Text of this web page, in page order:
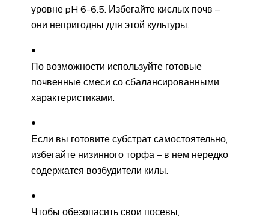
уровне pH 6-6.5. Избегайте кислых почв –
они непригодны для этой культуры.
По возможности используйте готовые
почвенные смеси со сбалансированными
характеристиками.
Если вы готовите субстрат самостоятельно,
избегайте низинного торфа – в нем нередко
содержатся возбудители килы.
Чтобы обезопасить свои посевы,